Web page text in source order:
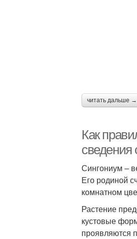
читать дальше →
Как
сведения
Сингониум –
Его родиной
комнатном
Растение
кустовые
проявляются